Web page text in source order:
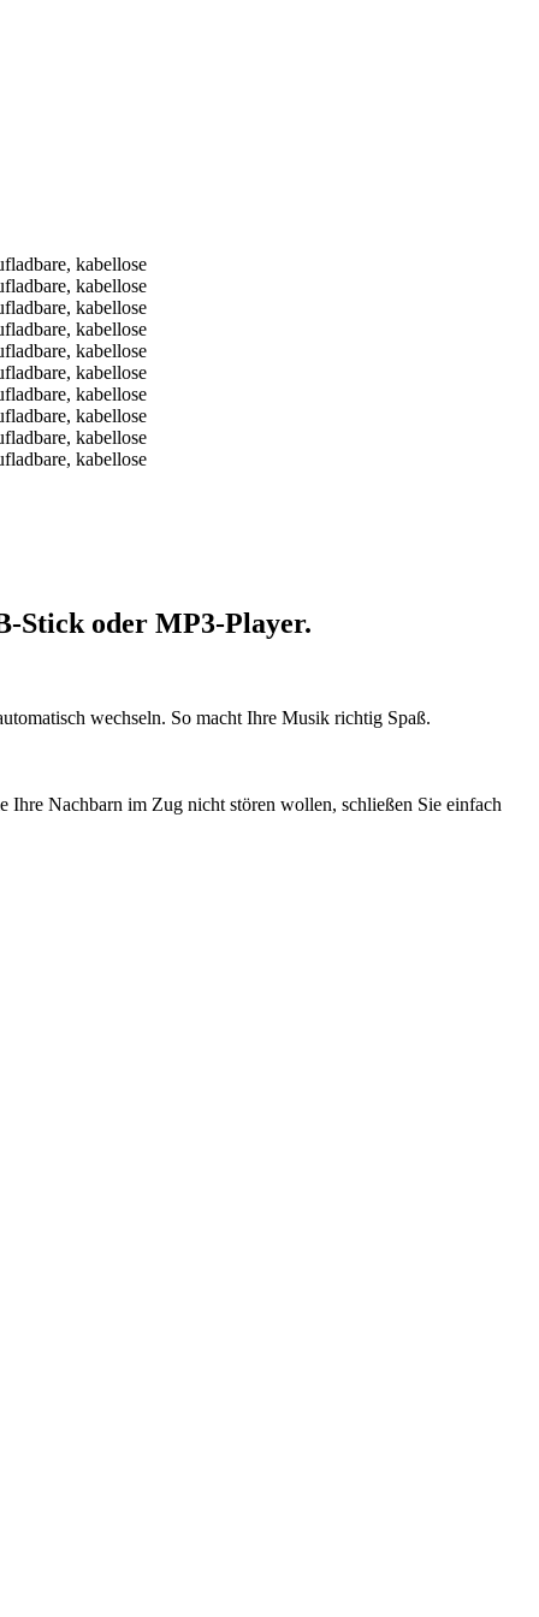
Stick oder MP3-Player.
wechseln. So macht Ihre Musik richtig Spaß.
Ihre Nachbarn im Zug nicht stören wollen, schließen Sie einfach